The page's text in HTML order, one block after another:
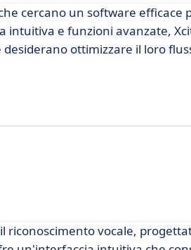
cercano un software efficace
e funzioni avanzate,
ottimizzare il loro
riconoscimento vocale,